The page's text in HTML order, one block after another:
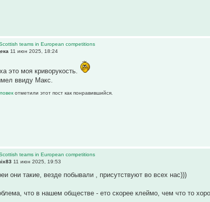
teams in European competitions
11 июн 2025, 18:24
это моя криворукость.
ввиду Макс.
отметили этот пост как понравившийся.
teams in European competitions
11 июн 2025, 19:53
они такие, везде побывали , присутствуют во всех нас)))
что в нашем обществе - ето скорее клеймо, чем что то